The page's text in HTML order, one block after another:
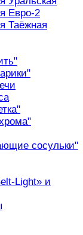
Евро-2
Таёжная
сосульки"
Light» и